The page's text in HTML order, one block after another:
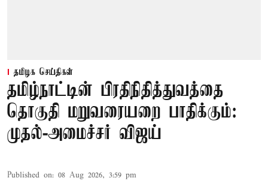
தமிழக செய்திகள்
தமிழ்நாட்டின் பிரதிநிதித்துவத்தை
தொகுதி மறுவரையறை பாதிக்கும்:
முதல்-அமைச்சர் விஜய்
Published on: 08 Aug 2026, 3:59 pm